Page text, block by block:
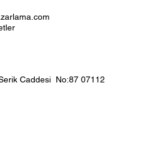
Caddesi No:87 07112